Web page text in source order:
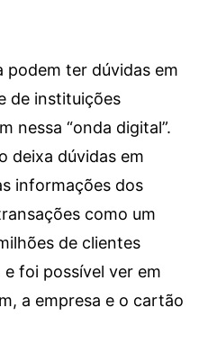
podem ter dúvidas em
de instituições
nessa “onda digital”.
deixa dúvidas em
informações dos
como um
de clientes
foi possível ver em
a empresa e o cartão